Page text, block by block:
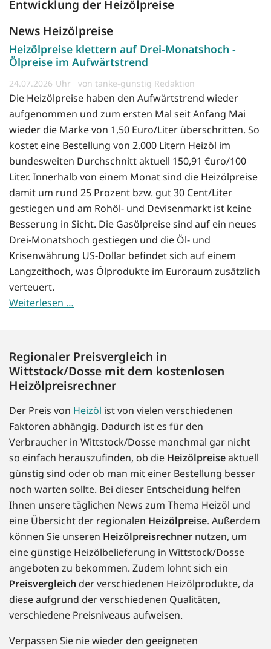
Entwicklung der Heizölpreise
News Heizölpreise
Heizölpreise klettern auf Drei-Monatshoch -
Ölpreise im Aufwärtstrend
24.07.2026 von tanke-günstig Redaktion
Die Heizölpreise haben den Aufwärtstrend wieder
aufgenommen und zum ersten Mal seit Anfang Mai
wieder die Marke von 1,50 Euro/Liter überschritten. So
kostet eine Bestellung von 2.000 Litern Heizöl im
bundesweiten Durchschnitt aktuell 150,91 €uro/100
Liter. Innerhalb von einem Monat sind die Heizölpreise
damit um rund 25 Prozent bzw. gut 30 Cent/Liter
gestiegen und am Rohöl- und Devisenmarkt ist keine
Besserung in Sicht. Die Gasölpreise sind auf ein neues
Drei-Monatshoch gestiegen und die Öl- und
Krisenwährung US-Dollar befindet sich auf einem
Langzeithoch, was Ölprodukte im Euroraum zusätzlich
verteuert.
Weiterlesen …
Regionaler Preisvergleich in
Wittstock/Dosse mit dem kostenlosen
Heizölpreisrechner
Der Preis von Heizöl ist von vielen verschiedenen
Faktoren abhängig. Dadurch ist es für den
Verbraucher in Wittstock/Dosse manchmal gar nicht
so einfach herauszufinden, ob die Heizölpreiseaktuell
günstig sind oder ob man mit einer Bestellung besser
noch warten sollte. Bei dieser Entscheidung helfen
Ihnen unsere täglichen News zum Thema Heizöl und
eine Übersicht der regionalen Heizölpreise. Außerdem
können Sie unseren Heizölpreisrechner nutzen, um
eine günstige Heizölbelieferung in Wittstock/Dosse
angeboten zu bekommen. Zudem lohnt sich ein
Preisvergleich der verschiedenen Heizölprodukte, da
diese aufgrund der verschiedenen Qualitäten,
verschiedene Preisniveaus aufweisen.
Verpassen Sie nie wieder den geeigneten